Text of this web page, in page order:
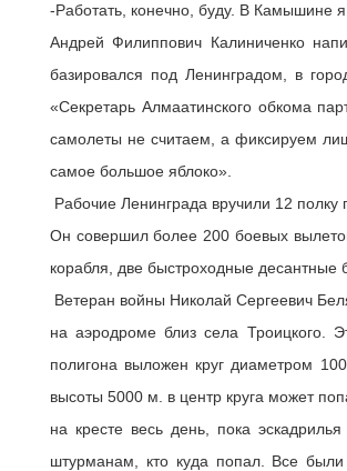
-Работать, конечно, буду. В Камышине
Андрей Филиппович Калиниченко
базировался под Ленинградом, в
«Секретарь Алмаатинского обкома
самолеты не считаем, а фиксируем
самое большое яблоко».
Рабочие Ленинграда вручили 12
Он совершил более 200 боевых
корабля, две быстроходные
Ветеран войны Николай Сергеевич
на аэродроме близ села Троицкого.
полигона выложен круг диаметром
высоты 5000 м. в центр круга может
на кресте весь день, пока
штурманам, кто куда попал. Все